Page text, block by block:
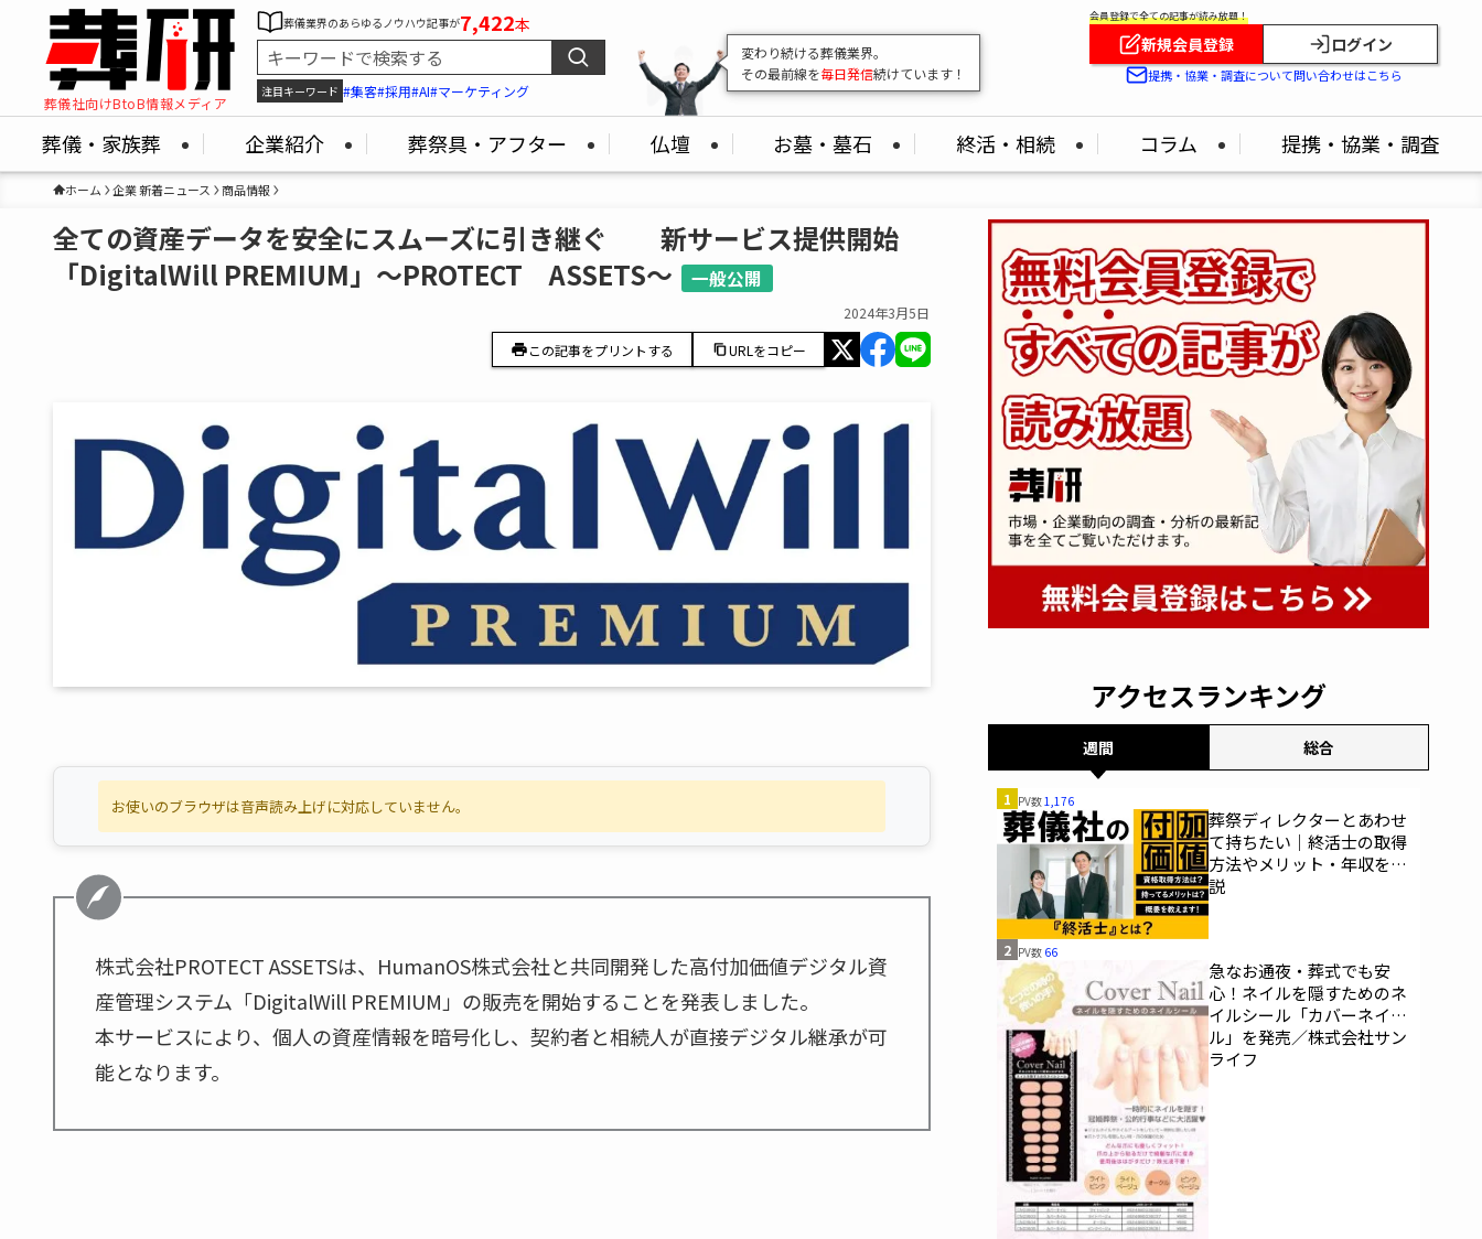
葬儀社向けBtoB情報メディア
葬儀業界のあらゆるノウハウ記事が7,422本
注目キーワード #集客#採用#AI#マーケティング
変わり続ける葬儀業界。
その最前線を毎日発信続けています！
会員登録で全ての記事が読み放題！
新規会員登録 ログイン
提携・協業・調査について問い合わせはこちら
葬儀・家族葬 企業紹介 葬祭具・アフター 仏壇 お墓・墓石 終活・相続 コラム 提携・協業・調査
ホーム 企業 新着ニュース 商品情報
全ての資産データを安全にスムーズに引き継ぐ 新サービス提供開始
「DigitalWill PREMIUM」～PROTECT ASSETS～
一般公開
2024年3月5日
この記事をプリントする
URLをコピー
お使いのブラウザは音声読み上げに対応していません。
株式会社PROTECT ASSETSは、HumanOS株式会社と共同開発した高付加価値デジタル資
産管理システム「DigitalWill PREMIUM」の販売を開始することを発表しました。
本サービスにより、個人の資産情報を暗号化し、契約者と相続人が直接デジタル継承が可
能となります。
アクセスランキング
週間 総合
1 PV数1,176
葬祭ディレクターとあわせ
て持ちたい｜終活士の取得
方法やメリット・年収を解
説
2 PV数 66
急なお通夜・葬式でも安
心！ネイルを隠すためのネ
イルシール「カバーネイ
ル」を発売／株式会社サン
ライフ